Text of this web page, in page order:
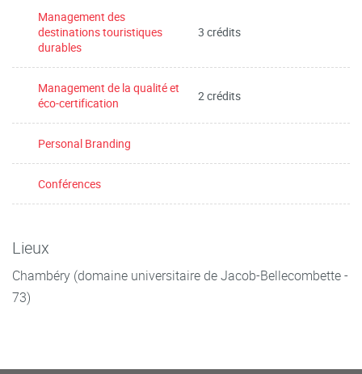
Management des
destinations touristiques
durables
3 crédits
Management de la qualité et
éco-certification
2 crédits
Personal Branding
Conférences
Lieux
Chambéry (domaine universitaire de Jacob-Bellecombette -
73)